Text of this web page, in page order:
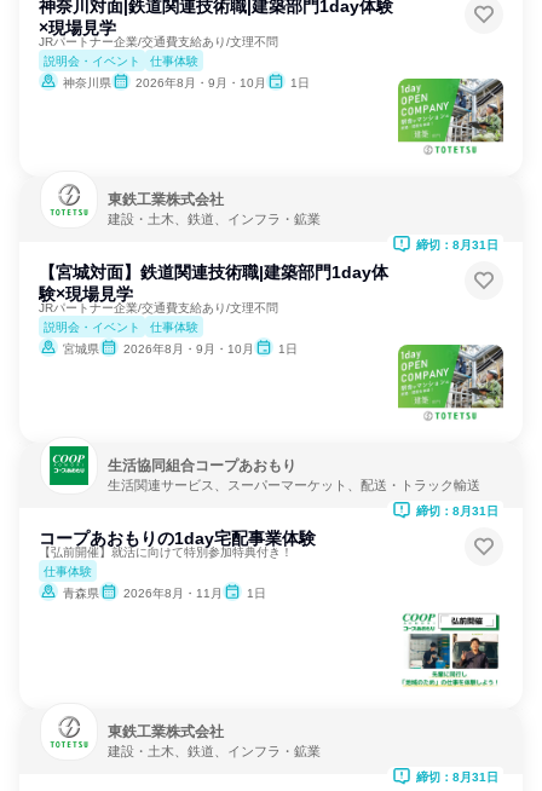
神奈川対面|鉄道関連技術職|建築部門1day体験
×現場見学
JRパートナー企業/交通費支給あり/文理不問
説明会・イベント
仕事体験
神奈川県
2026年8月・9月・10月 1日
東鉄工業株式会社
建設・土木、鉄道、インフラ・鉱業
【宮城対面】鉄道関連技術職|建築部門1day体
験×現場見学
JRパートナー企業/交通費支給あり/文理不問
説明会・イベント
仕事体験
宮城県
2026年8月・9月・10月 1日
締切：8月31日
生活協同組合コープあおもり
生活関連サービス、スーパーマーケット、配送・トラック輸送
コープあおもりの1day宅配事業体験
【弘前開催】就活に向けて特別参加特典付き！
仕事体験
青森県
2026年8月・11月 1日
締切：8月31日
東鉄工業株式会社
建設・土木、鉄道、インフラ・鉱業
締切：8月31日